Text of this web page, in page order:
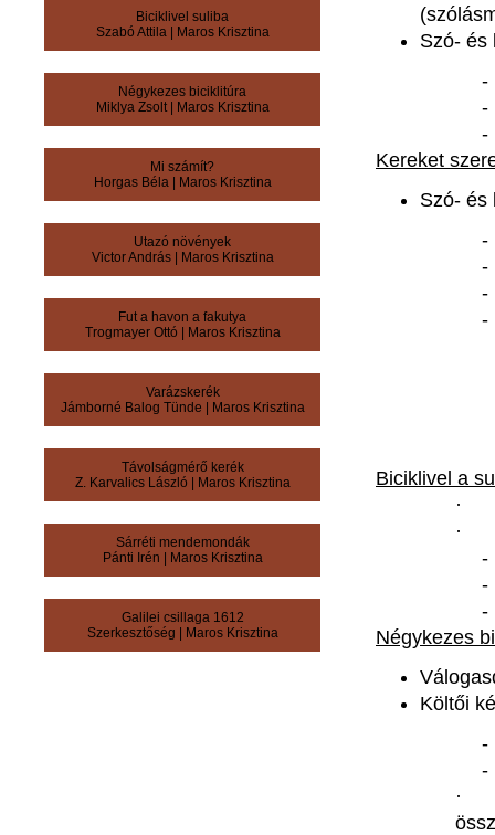
Biciklivel suliba
Szabó Attila| Maros Krisztina
Négykezes biciklitúra
Miklya Zsolt| Maros Krisztina
Mi számít?
Horgas Béla| Maros Krisztina
Utazó növények
Victor András| Maros Krisztina
Fut a havon a fakutya
Trogmayer Ottó
Maros Krisztina
Varázskerék
Jámborné Balog Tünde
Maros Krisztina
Távolságmérő kerék
Z. Karvalics László
Maros Krisztina
Sárréti mendemondák
Pánti Irén
Maros Krisztina
Galilei csillaga 1612
Szerkesztőség
Maros Krisztina
(
Szó- és
Kereket
Szó- és
Biciklivel a
Négykezes
Költői
·